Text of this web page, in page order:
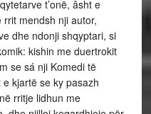
t’onë, âsht e
mendsh nji autor,
dhe ndonji shqyptari, si
kishin me duertrokit
se sá nji Komedi të
kjartë se ky pasazh
rritje lidhun me